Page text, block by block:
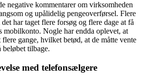
negative kommentarer om virksomheden
og upålidelig pengeoverførsel. Flere
har taget flere forsøg og flere dage at få
mobilkonto. Nogle har endda oplevet, at
gange, hvilket betød, at de måtte vente
beløbet tilbage.
med telefonsælgere